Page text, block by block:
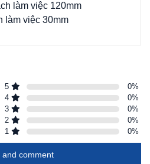
làm việc 120mm
làm việc 30mm
5 0%
4
0%
3
0%
2
0%
1
0%
and comment